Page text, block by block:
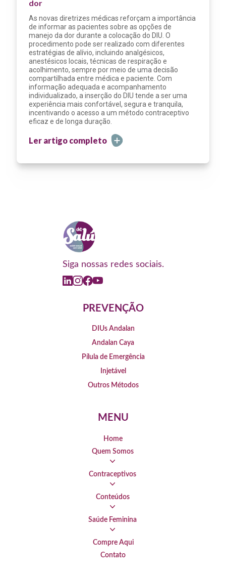
dor
As novas diretrizes médicas reforçam a importância
de informar as pacientes sobre as opções de
manejo da dor durante a colocação do DIU. O
procedimento pode ser realizado com diferentes
estratégias de alívio, incluindo analgésicos,
anestésicos locais, técnicas de respiração e
acolhimento, sempre por meio de uma decisão
compartilhada entre médica e paciente. Com
informação adequada e acompanhamento
individualizado, a inserção do DIU tende a ser uma
experiência mais confortável, segura e tranquila,
incentivando o acesso a um método contraceptivo
eficaz e de longa duração.
Ler artigo completo
Siga nossas redes sociais.
PREVENÇÃO
DIUs Andalan
Andalan Caya
Pílula de Emergência
Injetável
Outros Métodos
MENU
Home
Quem Somos
Contraceptivos
Conteúdos
Saúde Feminina
Compre Aqui
Contato